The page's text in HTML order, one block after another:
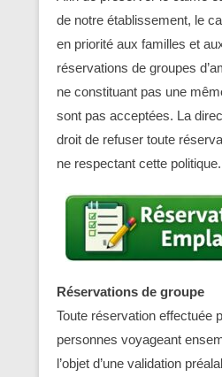
de notre établissement, le
en priorité aux familles et
réservations de groupes
ne constituant pas une
sont pas acceptées. La
droit de refuser toute
ne respectant cette politique.
Réservations de groupe
Toute réservation effectuée
personnes voyageant
l’objet d’une validation